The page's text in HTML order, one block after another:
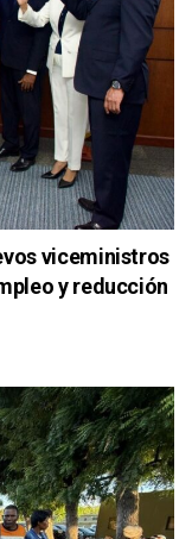
viceministros
y reducción